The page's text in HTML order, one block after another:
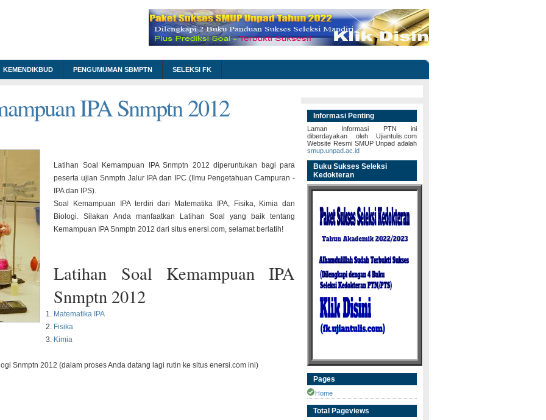
KEMENDIKBUD PENGUMUMAN SBMPTN SELEKSI FK
IPA Snmptn 2012
Latihan Soal Kemampuan IPA Snmptn 2012 diperuntukan bagi para
peserta ujian Snmptn Jalur IPA dan IPC (Ilmu Pengetahuan Campuran -
IPA dan IPS).
Soal Kemampuan IPA terdiri dari Matematika IPA, Fisika, Kimia dan
Biologi. Silakan Anda manfaatkan Latihan Soal yang baik tentang
Kemampuan IPA Snmptn 2012 dari situs enersi.com, selamat berlatih!
Latihan Soal Kemampuan IPA
Snmptn 2012
Matematika IPA
Fisika
Kimia
Snmptn 2012 (dalam proses Anda datang lagi rutin ke situs enersi.com ini)
Informasi Penting
Laman Informasi PTN ini
diberdayakan oleh Ujiantulis.com
Website Resmi SMUP Unpad adalah
smup.unpad.ac.id
Buku Sukses Seleksi
Kedokteran
Pages
Home
Total Pageviews